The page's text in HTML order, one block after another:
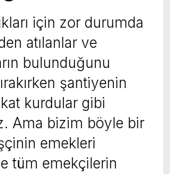
için zor durumda
atılanlar ve
bulunduğunu
şantiyenin
kurdular gibi
Ama bizim böyle bir
emekleri
tüm emekçilerin